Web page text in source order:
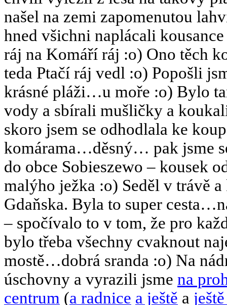
našel na zemi zapomenutou
hned všichni naplácali
ráj na Komáří ráj :o) Ono těch
teda Ptačí ráj vedl :o) Popošli
krásné pláži…u moře :o) Bylo
vody a sbírali mušličky a
skoro jsem se odhodlala ke
komárama…děsný… pak jsme
do obce Sobieszewo – kousek
malýho ježka :o) Seděl v trávě
Gdaňska. Byla to super
– spočívalo to v tom, že pro
bylo třeba všechny cvaknout
mostě…dobrá sranda :o) Na
úschovny a vyrazili jsme na
centrum (a radnice a ještě a